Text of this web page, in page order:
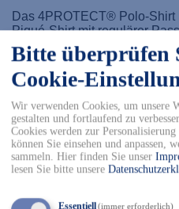
Bitte überprüfen
Cookie-
Wir verwenden Cookies, um unsere
gestalten und fortlaufend zu
Cookies werden zur
können Sie einsehen und anpassen,
sammeln. Hier finden Sie unser
lesen Sie bitte unsere
Essentiell(immer erforderlich)
Das 4PROTECT® Polo-
Piqué-Shirt mit regulärer
und Kurzarm. Es eignet sich
Einsatz in Bereichen wie
Automotive, Handwerk und
Mischung von 50%
einer Materialstärke von etwa
und Farbstabilität auch nach
Dieses Shirt ist speziell für
ISO 15797 geeignet und
zur einfachen
spezifischen Schutz, weshalb